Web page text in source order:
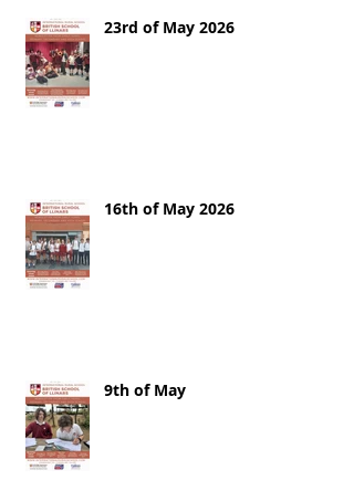
23rd of May 2026
16th of May 2026
9th of May